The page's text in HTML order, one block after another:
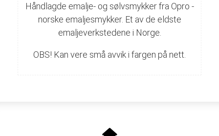
Håndlagde emalje- og sølvsmykker fra Opro -
norske emaljesmykker. Et av de eldste
emaljeverkstedene i Norge.
OBS! Kan vere små avvik i fargen på nett.